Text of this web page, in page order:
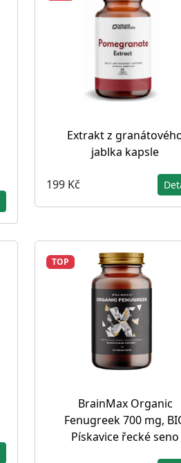
Extrakt z
jablka kapsle
199 Kč
TOP
BrainMax Organic
Fenugreek 700 mg,
Pískavice řecké seno